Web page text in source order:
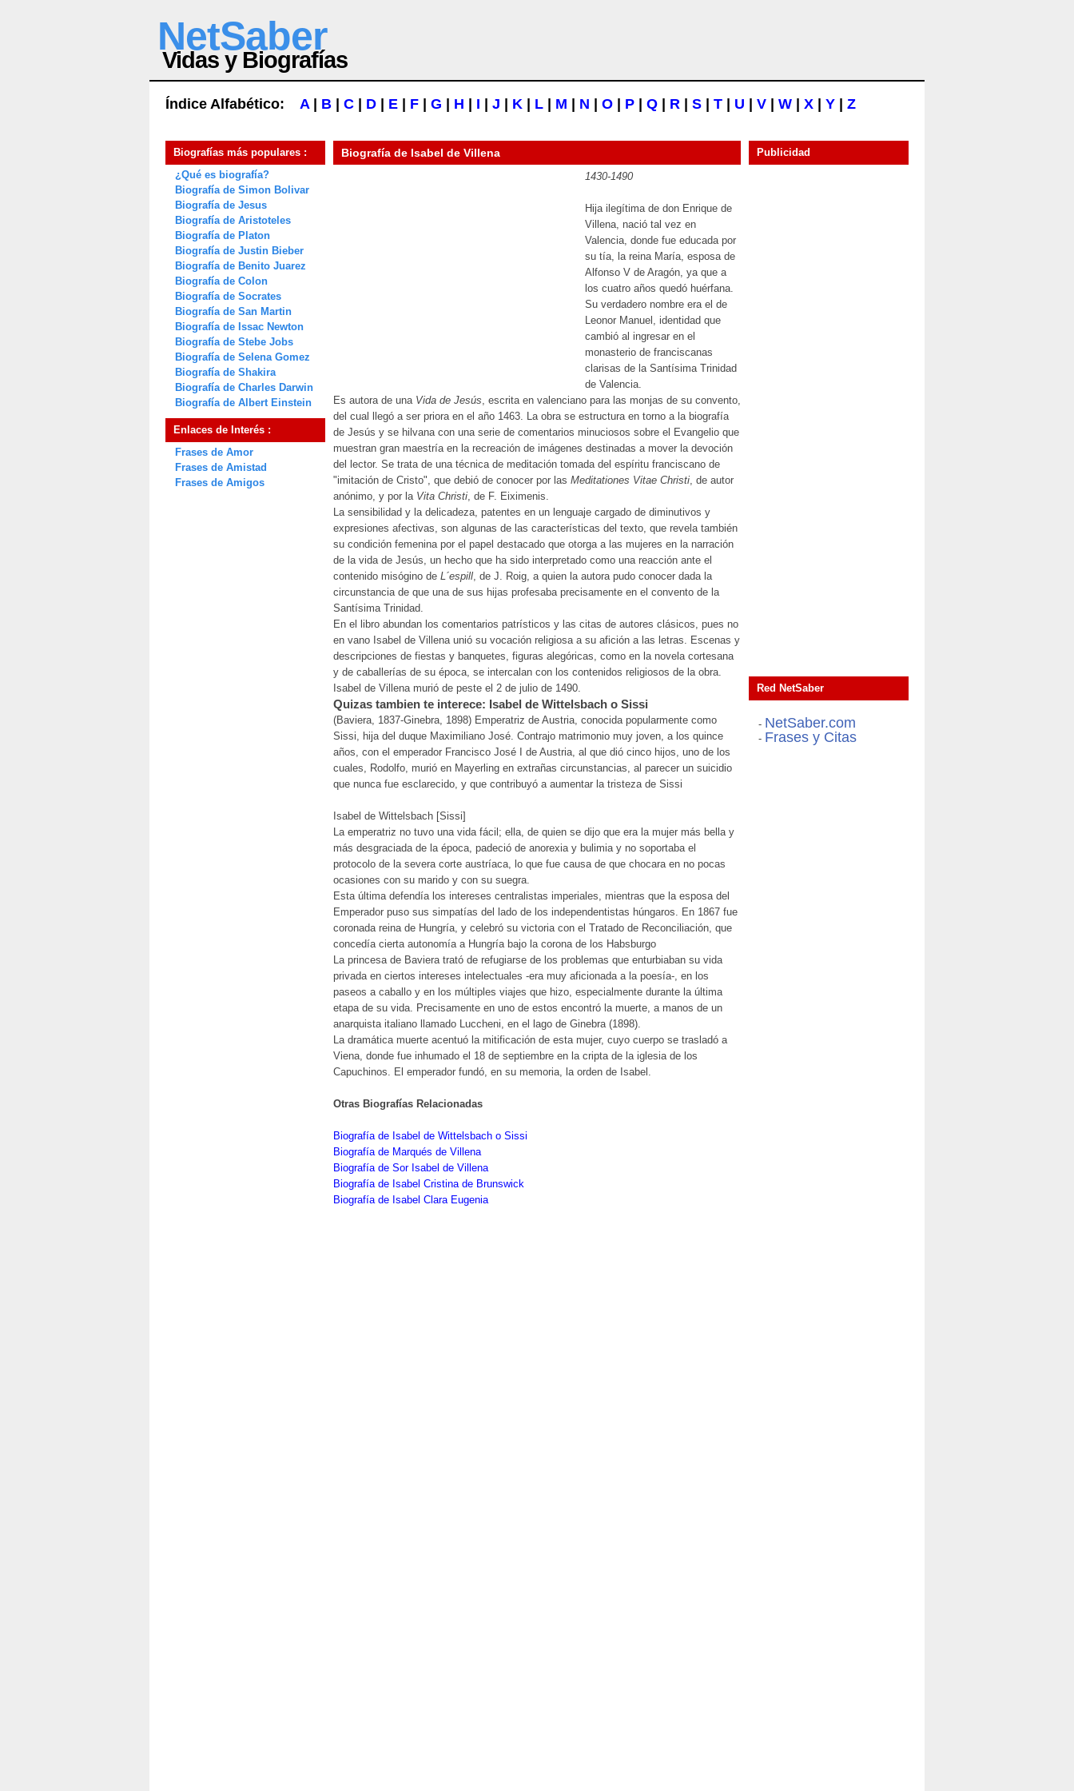
NetSaber
Vidas y Biografías
Índice Alfabético: A| B C D E F G H I J K L M N O P Q R S T U V W X Y Z
Biografías más populares :
¿Qué es biografía?
Biografía de Simon Bolivar
Biografía de Jesus
Biografía de Aristoteles
Biografía de Platon
Biografía de Justin Bieber
Biografía de Benito Juarez
Biografía de Colon
Biografía de Socrates
Biografía de San Martin
Biografía de Issac Newton
Biografía de Stebe Jobs
Biografía de Selena Gomez
Biografía de Shakira
Biografía de Charles Darwin
Biografía de Albert Einstein
Enlaces de Interés :
Frases de Amor
Frases de Amistad
Frases de Amigos
Biografía de Isabel de Villena
1430-1490
Hija ilegítima de don Enrique de
Villena, nació tal vez en
Valencia, donde fue educada por
su tía, la reina María, esposa de
Alfonso V de Aragón, ya que a
los cuatro años quedó huérfana.
Su verdadero nombre era el de
Leonor Manuel, identidad que
cambió al ingresar en el
monasterio de franciscanas
clarisas de la Santísima Trinidad
de Valencia.
Es autora de una Vida de Jesús, escrita en valenciano para las monjas de su convento,
del cual llegó a ser priora en el año 1463. La obra se estructura en torno a la biografía
de Jesús y se hilvana con una serie de comentarios minuciosos sobre el Evangelio que
muestran gran maestría en la recreación de imágenes destinadas a mover la devoción
del lector. Se trata de una técnica de meditación tomada del espíritu franciscano de
"imitación de Cristo", que debió de conocer por las Meditationes Vitae Christi, de autor
anónimo, y por la Vita Christi, de F. Eiximenis.
La sensibilidad y la delicadeza, patentes en un lenguaje cargado de diminutivos y
expresiones afectivas, son algunas de las características del texto, que revela también
su condición femenina por el papel destacado que otorga a las mujeres en la narración
de la vida de Jesús, un hecho que ha sido interpretado como una reacción ante el
contenido misógino de L´espill, de J. Roig, a quien la autora pudo conocer dada la
circunstancia de que una de sus hijas profesaba precisamente en el convento de la
Santísima Trinidad.
En el libro abundan los comentarios patrísticos y las citas de autores clásicos, pues no
en vano Isabel de Villena unió su vocación religiosa a su afición a las letras. Escenas y
descripciones de fiestas y banquetes, figuras alegóricas, como en la novela cortesana
y de caballerías de su época, se intercalan con los contenidos religiosos de la obra.
Isabel de Villena murió de peste el 2 de julio de 1490.
Quizas tambien te interece: Isabel de Wittelsbach o Sissi
(Baviera, 1837-Ginebra, 1898) Emperatriz de Austria, conocida popularmente como
Sissi, hija del duque Maximiliano José. Contrajo matrimonio muy joven, a los quince
años, con el emperador Francisco José I de Austria, al que dió cinco hijos, uno de los
cuales, Rodolfo, murió en Mayerling en extrañas circunstancias, al parecer un suicidio
que nunca fue esclarecido, y que contribuyó a aumentar la tristeza de Sissi
Isabel de Wittelsbach [Sissi]
La emperatriz no tuvo una vida fácil; ella, de quien se dijo que era la mujer más bella y
más desgraciada de la época, padeció de anorexia y bulimia y no soportaba el
protocolo de la severa corte austríaca, lo que fue causa de que chocara en no pocas
ocasiones con su marido y con su suegra.
Esta última defendía los intereses centralistas imperiales, mientras que la esposa del
Emperador puso sus simpatías del lado de los independentistas húngaros. En 1867 fue
coronada reina de Hungría, y celebró su victoria con el Tratado de Reconciliación, que
concedía cierta autonomía a Hungría bajo la corona de los Habsburgo
La princesa de Baviera trató de refugiarse de los problemas que enturbiaban su vida
privada en ciertos intereses intelectuales -era muy aficionada a la poesía-, en los
paseos a caballo y en los múltiples viajes que hizo, especialmente durante la última
etapa de su vida. Precisamente en uno de estos encontró la muerte, a manos de un
anarquista italiano llamado Luccheni, en el lago de Ginebra (1898).
La dramática muerte acentuó la mitificación de esta mujer, cuyo cuerpo se trasladó a
Viena, donde fue inhumado el 18 de septiembre en la cripta de la iglesia de los
Capuchinos. El emperador fundó, en su memoria, la orden de Isabel.
Otras Biografías Relacionadas
Biografía de Isabel de Wittelsbach o Sissi
Biografía de Marqués de Villena
Biografía de Sor Isabel de Villena
Biografía de Isabel Cristina de Brunswick
Biografía de Isabel Clara Eugenia
Publicidad
Red NetSaber
- NetSaber.com
- Frases y Citas